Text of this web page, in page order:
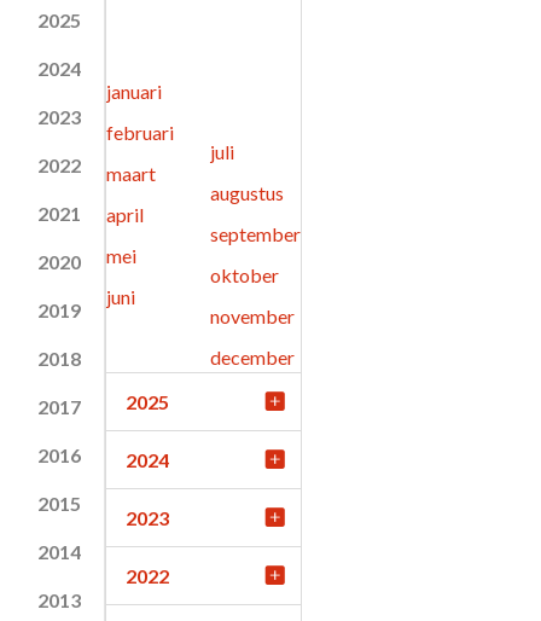
2025
2024
2023
2022
2021
2020
2019
2018
2017
2016
2015
2014
2013
januari
februari
maart
april
mei
juni
juli
augustus
september
oktober
november
december
2025
2024
2023
2022